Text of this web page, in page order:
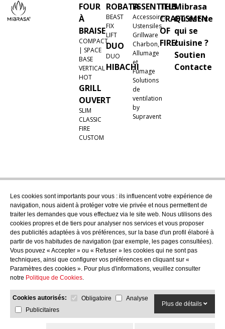
Les cookies sont importants pour vous : ils influencent votre expérience de
navigation, nous aident à protéger votre vie privée et nous permettent de
traiter les demandes que vous effectuez via le site web. Nous utilisons des
cookies propres et de tiers pour analyser nos services et vous proposer
des publicités adaptées à vos préférences, sur la base d'un profil élaboré à
partir de vos habitudes de navigation (par exemple, les pages consultées).
Vous pouvez « Accepter » ou « Refuser » les cookies qui ne sont pas
techniques, ainsi que configurer vos préférences en cliquant sur «
Paramètres des cookies ». Pour plus d'informations, veuillez consulter
notre Politique de Cookies.
Cookies autorisés: Obligatoire
Analyse
Publicitaires
Plus de détails
FOUR
À
BRAISE
COMPACT
| SPACE
BASE
VERTICAL
HOT
GRILL
OUVERT
SLIM
CLASSIC
FIRE
CUSTOM
ROBATA
BEAST
FIX
LIFT
DUO
DUO
HIBACHI
ESSENTIELS
Accessoires
Ustensiles
Grillware
Charbon,
Allumage
et
Fumage
Solutions
de
ventilation
by
Supravent
THE
CRAFTSMEN
OF
FIRE!
Mibrasa
Qu'est-ce
qui se
cuisine ?
Soutien
Contacte